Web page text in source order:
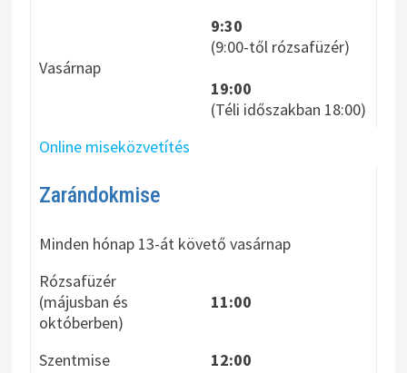
Vasárnap
9:30
(9:00-től rózsafüzér)
19:00
(Téli időszakban 18:00)
Online miseközvetítés
Zarándokmise
Minden hónap 13-át követő vasárnap
Rózsafüzér
(májusban és
októberben)
11:00
Szentmise 12:00